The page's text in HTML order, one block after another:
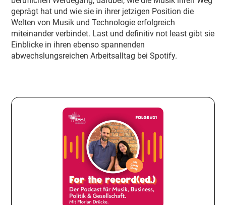
geprägt hat und wie sie in ihrer jetzigen Position die
Welten von Musik und Technologie erfolgreich
miteinander verbindet. Last und definitiv not least gibt sie
Einblicke in ihren ebenso spannenden
abwechslungsreichen Arbeitsalltag bei Spotify.